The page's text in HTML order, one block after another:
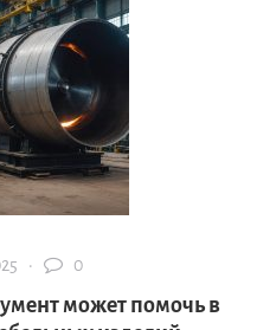
· 0
может помочь в